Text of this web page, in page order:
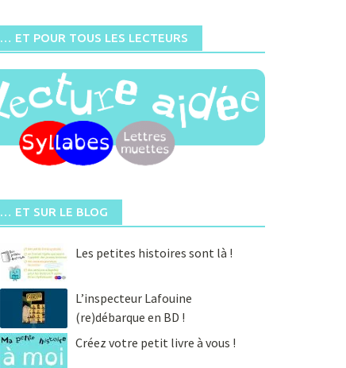
… ET POUR TOUS LES LECTEURS
… ET SUR LE BLOG
Les petites histoires sont là !
L’inspecteur Lafouine
(re)débarque en BD !
Créez votre petit livre à vous !